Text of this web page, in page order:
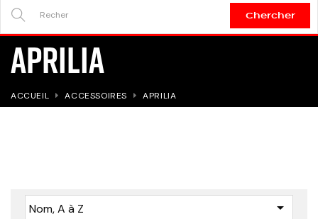
Chercher
APRILIA
ACCUEIL ACCESSOIRES APRILIA
Nom, A à Z 